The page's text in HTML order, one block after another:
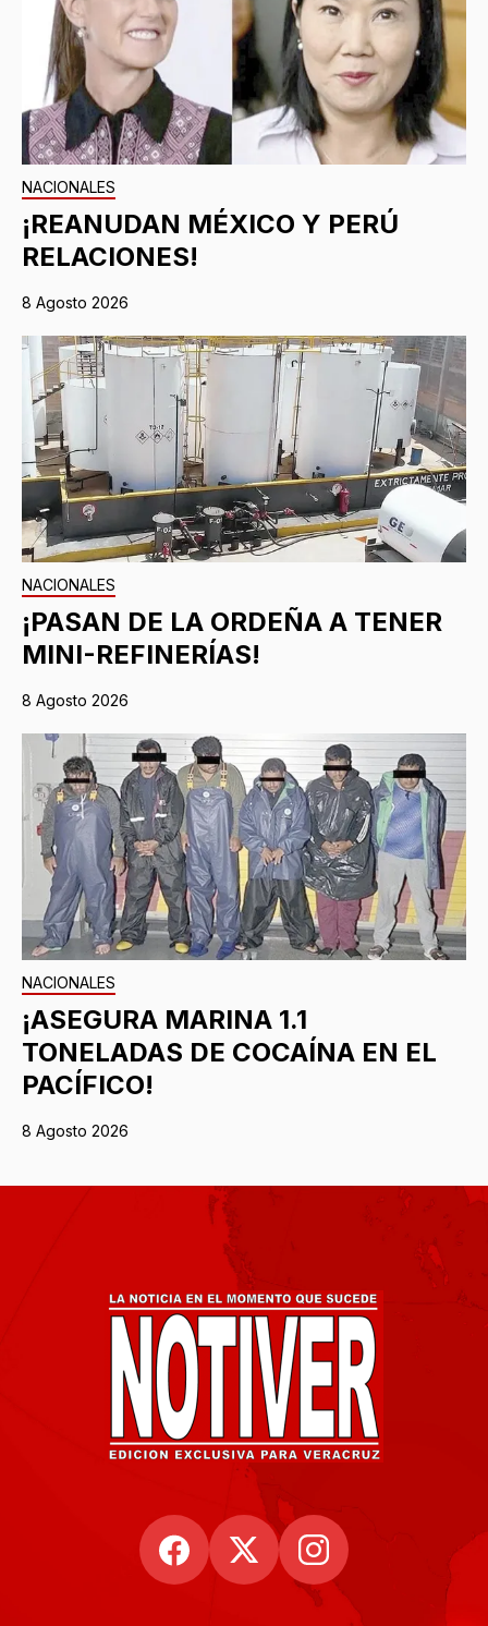
NACIONALES
¡REANUDAN MÉXICO Y PERÚ
RELACIONES!
8 Agosto 2026
NACIONALES
¡PASAN DE LA ORDEÑA A TENER
MINI-REFINERÍAS!
8 Agosto 2026
NACIONALES
¡ASEGURA MARINA 1.1
TONELADAS DE COCAÍNA EN EL
PACÍFICO!
8 Agosto 2026